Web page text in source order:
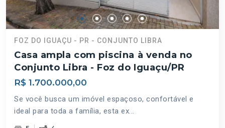
FOZ DO IGUAÇU - PR - CONJUNTO LIBRA
Casa ampla com piscina à venda no
Conjunto Libra - Foz do Iguaçu/PR
R$ 1.700.000,00
Se você busca um imóvel espaçoso, confortável e
ideal para toda a família, esta ex...